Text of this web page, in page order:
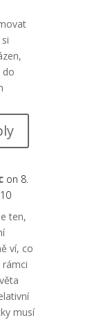
do
on 8.
ten,
ví, co
rámci
musí